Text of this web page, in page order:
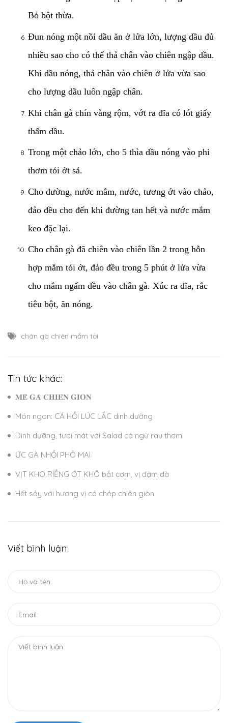
Bỏ bột thừa.
Đun nóng một nồi dầu ăn ở lửa lớn, lượng dầu đủ
nhiều sao cho có thể thả chân vào chiên ngập dầu.
Khi dầu nóng, thả chân vào chiên ở lửa vừa sao
cho lượng dầu luôn ngập chân.
Khi chân gà chín vàng rộm, vớt ra đĩa có lót giấy
thấm dầu.
Trong một chảo lớn, cho 5 thìa dầu nóng vào phi
thơm tỏi ớt sả.
Cho đường, nước mắm, nước, tương ớt vào chảo,
đảo đều cho đến khi đường tan hết và nước mắm
keo đặc lại.
Cho chân gà đã chiên vào chiên lần 2 trong hỗn
hợp mắm tỏi ớt, đảo đều trong 5 phút ở lửa vừa
cho mắm ngấm đều vào chân gà. Xúc ra đĩa, rắc
tiêu bột, ăn nóng.
chân gà chiên mắm tỏi
Tin tức khác:
𝐌𝐄̂̀ 𝐆𝐀̀ 𝐂𝐇𝐈𝐄̂𝐍 𝐆𝐈𝐎̀𝐍
Món ngon: CÁ HỒI LÚC LẮC dinh dưỡng
Dinh dưỡng, tươi mát với Salad cá ngừ rau thơm
ỨC GÀ NHỒI PHÔ MAI
VỊT KHO RIỀNG ỚT KHÔ bắt cơm, vị đậm đà
Hết sảy với hương vị cá chép chiên giòn
Viết bình luận: